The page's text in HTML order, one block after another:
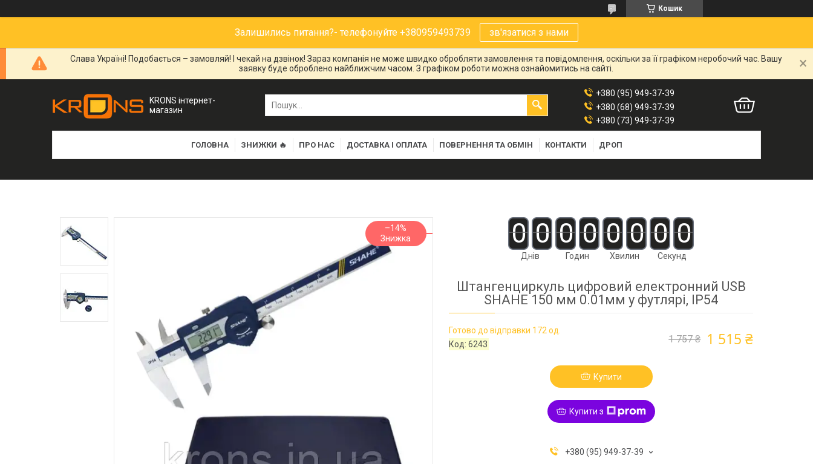
Кошик
Залишились питання?- телефонуйте +380959493739 зв'язатися з нами
Слава Україні! Подобається – замовляй! І чекай на дзвінок! Зараз компанія не може швидко обробляти замовлення та повідомлення, оскільки за її графіком неробочий час. Вашу
заявку буде оброблено найближчим часом. З графіком роботи можна ознайомитись на сайті.
KRONS інтернет-
магазин
+380 (95) 949-37-39
+380 (68) 949-37-39
+380 (73) 949-37-39
ГОЛОВНА ЗНИЖКИ 🔥 ПРО НАС ДОСТАВКА І ОПЛАТА ПОВЕРНЕННЯ ТА ОБМІН КОНТАКТИ ДРОП
–14% 0 0
Днів
0 0
Годин
0 0
Хвилин
0 0
Секунд
Штангенциркуль цифровий електронний USB
SHAHE 150 мм 0.01мм у футлярі, IP54
Готово до відправки 172 од.
Код:6243 1 757 ₴ 1 515 ₴
Купити
Купити з
+380 (95) 949-37-39